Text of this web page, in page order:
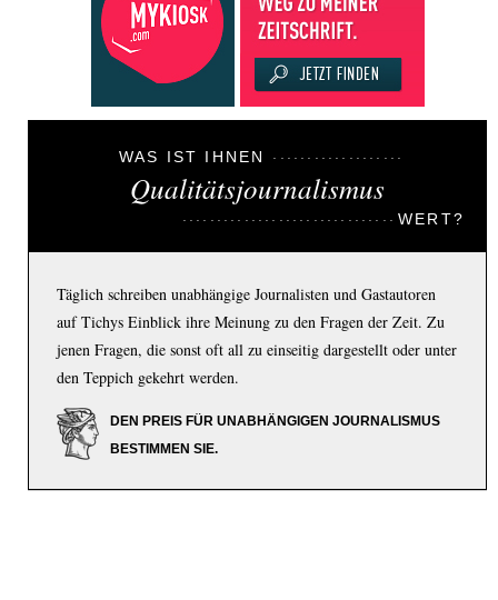
WAS IST IHNEN
Qualitätsjournalismus
WERT?
Täglich schreiben unabhängige Journalisten und Gastautoren
auf Tichys Einblick ihre Meinung zu den Fragen der Zeit. Zu
jenen Fragen, die sonst oft all zu einseitig dargestellt oder unter
den Teppich gekehrt werden.
DEN PREIS FÜR UNABHÄNGIGEN JOURNALISMUS
BESTIMMEN SIE.